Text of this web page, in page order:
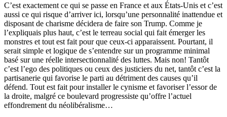
C’est exactement ce qui se passe en France et aux États-Unis et c’est
aussi ce qui risque d’arriver ici, lorsqu’une personnalité inattendue et
disposant de charisme décidera de faire son Trump. Comme je
l’expliquais plus haut, c’est le terreau social qui fait émerger les
monstres et tout est fait pour que ceux-ci apparaissent. Pourtant, il
serait simple et logique de s’entendre sur un programme minimal
basé sur une réelle intersectionnalité des luttes. Mais non! Tantôt
c’est l’ego des politiques ou ceux des justiciers du net, tantôt c’est la
partisanerie qui favorise le parti au détriment des causes qu’il
défend. Tout est fait pour installer le cynisme et favoriser l’essor de
la droite, malgré ce boulevard progressiste qu’offre l’actuel
effondrement du néolibéralisme…